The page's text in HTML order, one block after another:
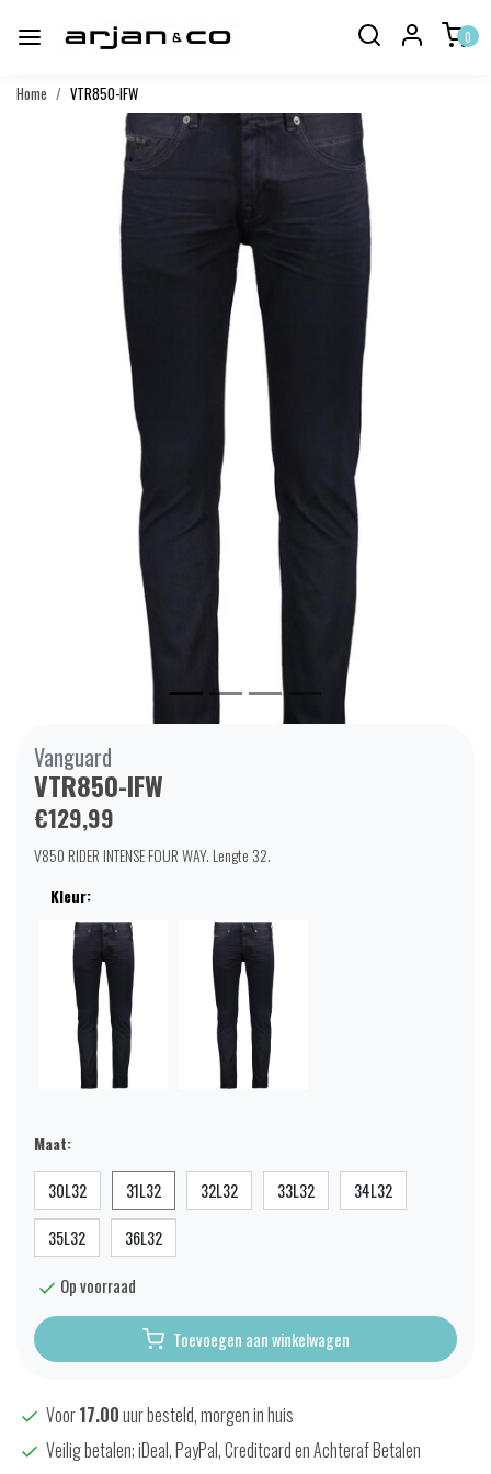
0
Home VTR850-IFW
Vanguard
VTR850-IFW
€129,99
V850 RIDER INTENSE FOUR WAY. Lengte 32.
Kleur:
Maat:
30L32 31L32 32L32 33L32 34L32
35L32 36L32
Op voorraad
Toevoegen aan winkelwagen
Voor17.00uur besteld, morgen in huis
Veilig betalen; iDeal, PayPal, Creditcard en Achteraf Betalen